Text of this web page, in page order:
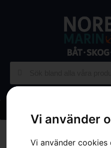
Vi använder
Vi använder cookies
Åkgräsklippare»Slaghack –